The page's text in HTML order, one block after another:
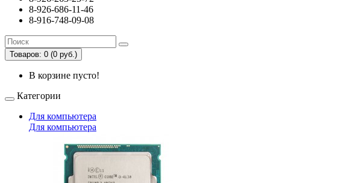
8-926-686-11-46
8-916-748-09-08
Товаров: 0 (0 руб.)
В корзине пусто!
Категории
Для компьютера
Для компьютера